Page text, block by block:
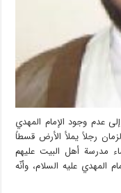
عدم وجود الإمام المهدي
رجلاً يملأ الأرض قسطاً
مدرسة أهل البيت عليهم
المهدي عليه السلام، وأنّه